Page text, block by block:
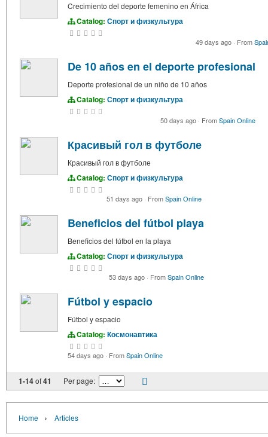
Crecimiento del deporte femenino en África
Catalog: Спорт и физкультура
49 days ago · From
De 10 años en el deporte profesional
Deporte profesional de un niño de 10 años
Catalog: Спорт и физкультура
50 days ago · FromSpain Online
Красивый гол в футболе
Красивый гол в футболе
Catalog: Спорт и физкультура
51 days ago · FromSpain Online
Beneficios del fútbol playa
Beneficios del fútbol en la playa
Catalog: Спорт и физкультура
53 days ago · FromSpain Online
Fútbol y espacio
Fútbol y espacio
Catalog: Космонавтика
54 days ago · FromSpain Online
1-14of41 Per page:
Home › Articles